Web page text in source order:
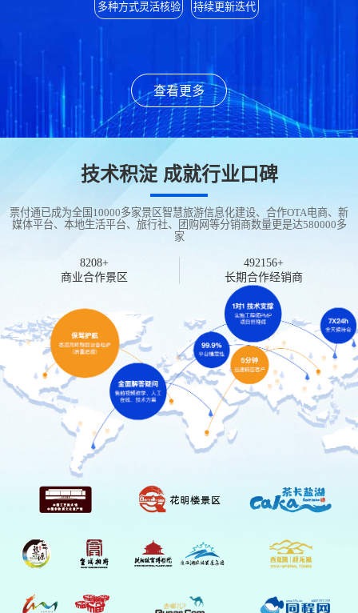
多种方式灵活核验 持续更新迭代
查看更多
技术积淀 成就行业口碑
票付通已成为全国10000多家景区智慧旅游信息化建设、合作OTA电商、新
媒体平台、本地生活平台、旅行社、团购网等分销商数量更是达580000多
家
8579+
商业合作景区
514415+
长期合作经销商